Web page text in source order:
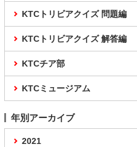
KTCトリビアクイズ 問題編
KTCトリビアクイズ 解答編
KTCチア部
KTCミュージアム
年別アーカイブ
2021